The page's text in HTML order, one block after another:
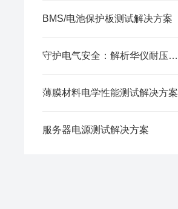
BMS/电池保护板测试解决方案
守护电气安全：解析华仪耐压测试仪的测试原理与行业应用
薄膜材料电学性能测试解决方案
服务器电源测试解决方案